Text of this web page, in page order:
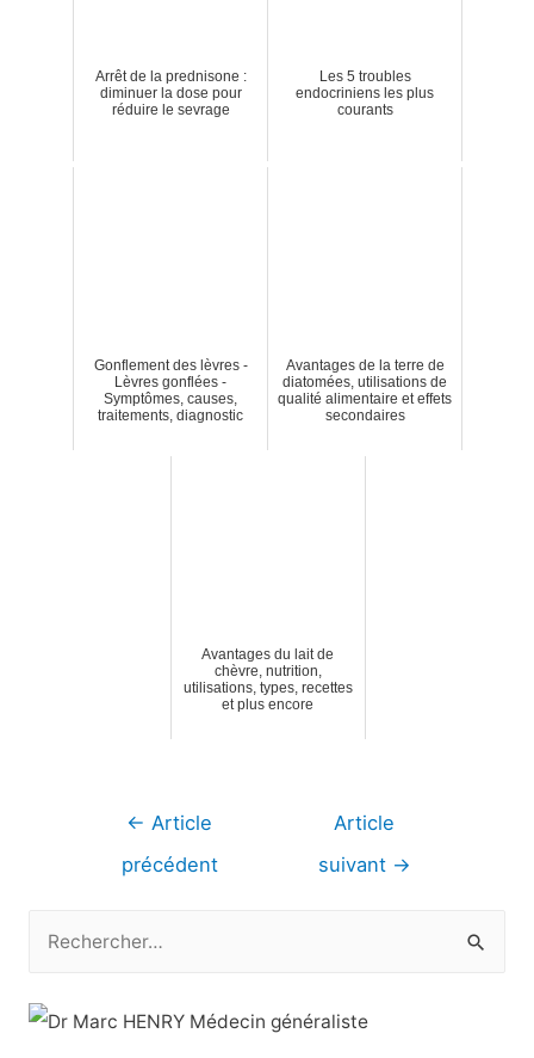
Arrêt de la prednisone :
diminuer la dose pour
réduire le sevrage
Les 5 troubles
endocriniens les plus
courants
Gonflement des lèvres -
Lèvres gonflées -
Symptômes, causes,
traitements, diagnostic
Avantages de la terre de
diatomées, utilisations de
qualité alimentaire et effets
secondaires
Avantages du lait de
chèvre, nutrition,
utilisations, types, recettes
et plus encore
Navigation
← Article
précédent
Article
suivant →
c